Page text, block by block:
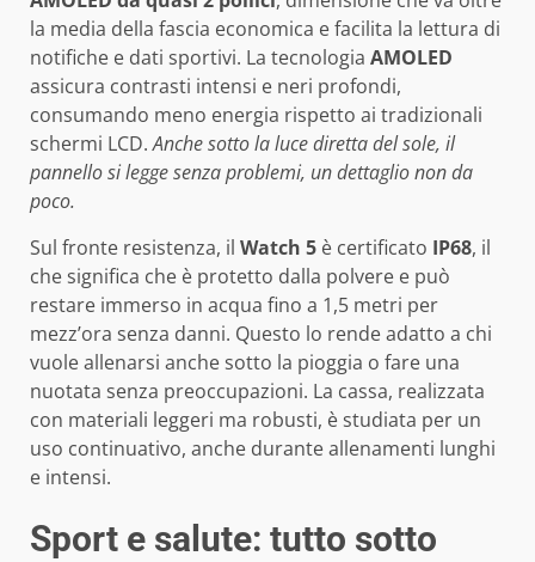
la media della fascia economica e facilita la lettura di
notifiche e dati sportivi. La tecnologia AMOLED
assicura contrasti intensi e neri profondi,
consumando meno energia rispetto ai tradizionali
schermi LCD.Anche sotto la luce diretta del sole, il
pannello si legge senza problemi, un dettaglio non da
poco.
Sul fronte resistenza, il Watch 5 è certificato IP68, il
che significa che è protetto dalla polvere e può
restare immerso in acqua fino a 1,5 metri per
mezz’ora senza danni. Questo lo rende adatto a chi
vuole allenarsi anche sotto la pioggia o fare una
nuotata senza preoccupazioni. La cassa, realizzata
con materiali leggeri ma robusti, è studiata per un
uso continuativo, anche durante allenamenti lunghi
e intensi.
Sport e salute: tutto sotto